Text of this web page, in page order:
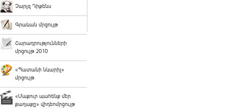
Չարլզ Դիքենս
Գրական մրցույթ
Շարադրությունների
մրցույթ 2010
«Պատանի նկարիչ»
մրցույթ
«Մաքուր պահենք մեր
քաղաքը» վիդեոմրցույթ